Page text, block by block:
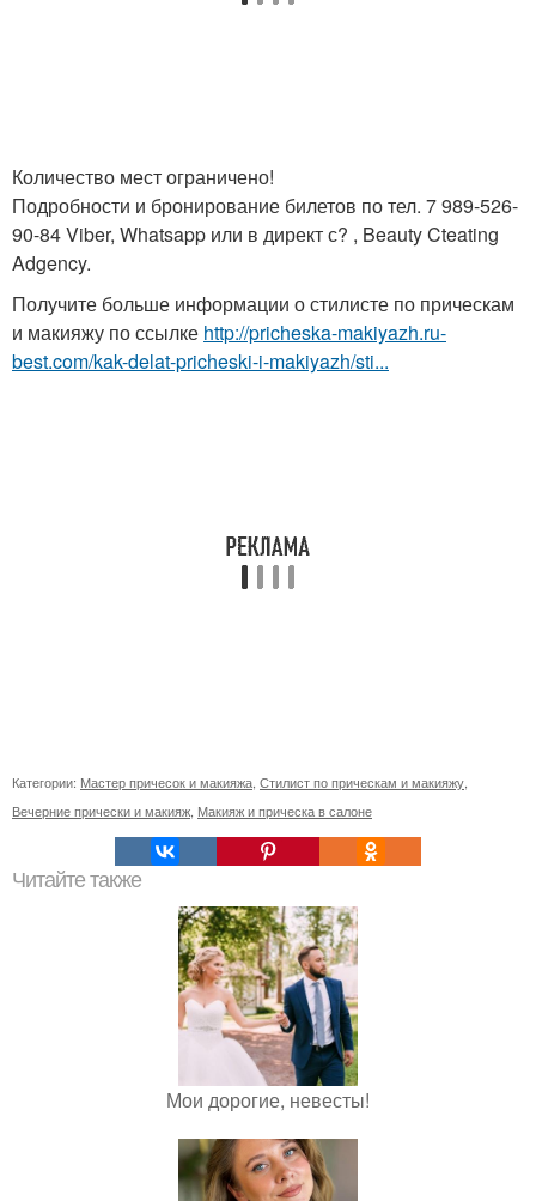
Количество мест ограничено!
Подробности и бронирование билетов по тел. 7 989-526-
90-84 Viber, Whatsapp или в директ с? , Beauty Cteating
Adgency.
Получите больше информации о стилисте по прическам
и макияжу по ссылке http://pricheska-makiyazh.ru-
best.com/kak-delat-pricheski-i-makiyazh/sti...
Категории: Мастер причесок и макияжа Стилист по прическам и макияжу
Вечерние прически и макияж Макияж и прическа в салоне
Читайте также
Мои дорогие, невесты!